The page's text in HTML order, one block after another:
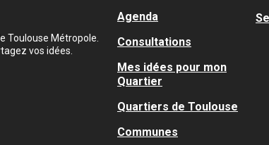
Toulouse Métropole.
vos idées.
Agenda
Consultations
Mes idées pour mon
Quartier
Quartiers de Toulouse
Communes